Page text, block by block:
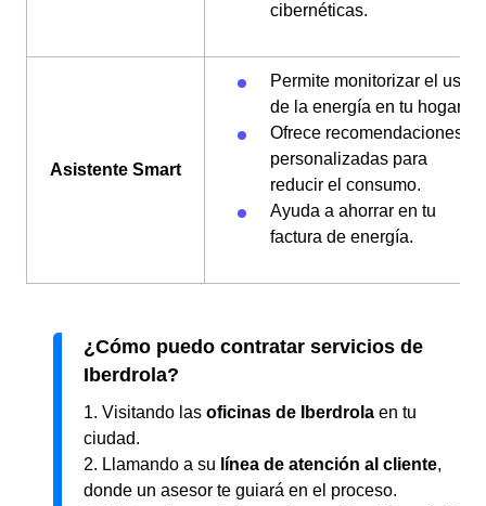
cibernéticas.
Asistente Smart
Permite monitorizar el uso
de la energía en tu hogar.
Ofrece recomendaciones
personalizadas para
reducir el consumo.
Ayuda a ahorrar en tu
factura de energía.
¿Cómo puedo contratar servicios de
Iberdrola?
1. Visitando las oficinas de Iberdrola en tu
ciudad.
2. Llamando a su línea de atención al cliente,
donde un asesor te guiará en el proceso.